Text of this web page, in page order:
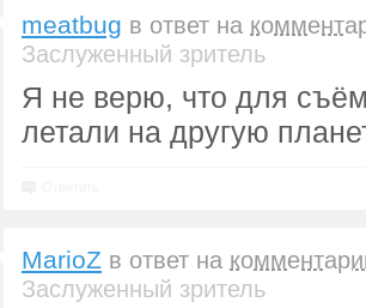
meatbug в ответ на
Заслуженный зритель
Я не верю, что для
летали на другую
MarioZ в ответ на
Заслуженный зритель